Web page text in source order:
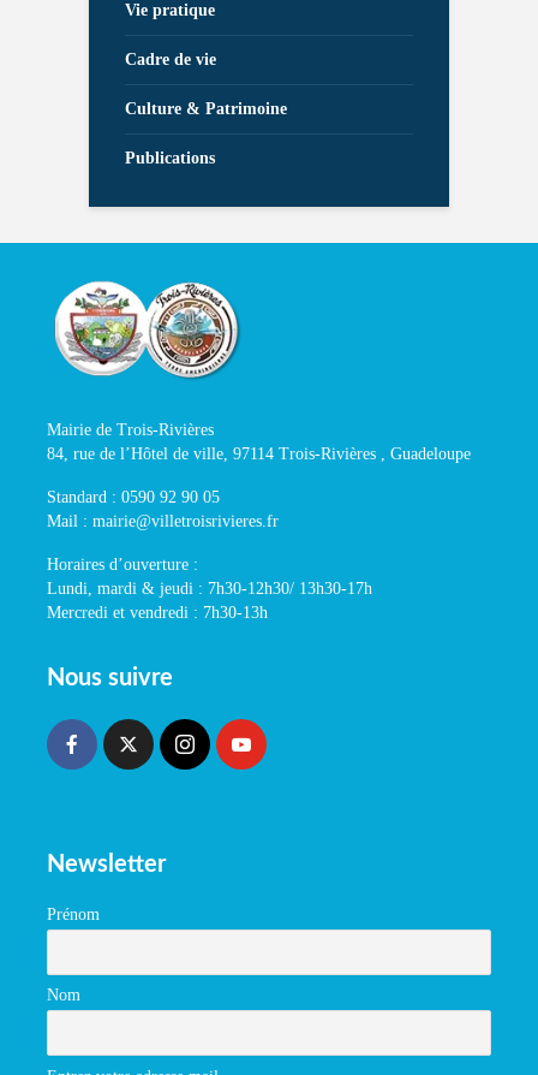
Vie pratique
Cadre de vie
Culture & Patrimoine
Publications
Mairie de Trois-Rivières
84, rue de l’Hôtel de ville, 97114 Trois-Rivières , Guadeloupe
Standard : 0590 92 90 05
Mail : mairie@villetroisrivieres.fr
Horaires d’ouverture :
Lundi, mardi & jeudi : 7h30-12h30/ 13h30-17h
Mercredi et vendredi : 7h30-13h
Nous suivre
Newsletter
Prénom
Nom